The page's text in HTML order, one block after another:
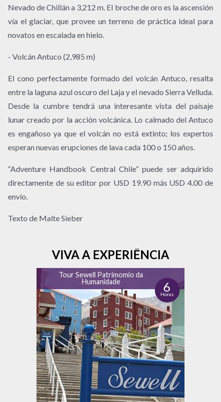
Nevado de Chillán a 3,212 m. El broche de oro es la ascensión
vía el glaciar, que provee un terreno de práctica ideal para
novatos en escalada en hielo.
- Volcán Antuco (2,985 m)
El cono perfectamente formado del volcán Antuco, resalta
entre la laguna azul oscuro del Laja y el nevado Sierra Velluda.
Desde la cumbre tendrá una interesante vista del paisaje
lunar creado por la acción volcánica. Lo calmado del Antuco
es engañoso ya que el volcán no está extinto; los expertos
esperan nuevas erupciones de lava cada 100 o 150 años.
“Adventure Handbook Central Chile” puede ser adquirido
directamente de su editor por USD 19.90 más USD 4.00 de
envío.
Texto de Malte Sieber
VIVA A EXPERIÊNCIA
Tour Sewell Patrimomio da
Humanidade
6
Horas